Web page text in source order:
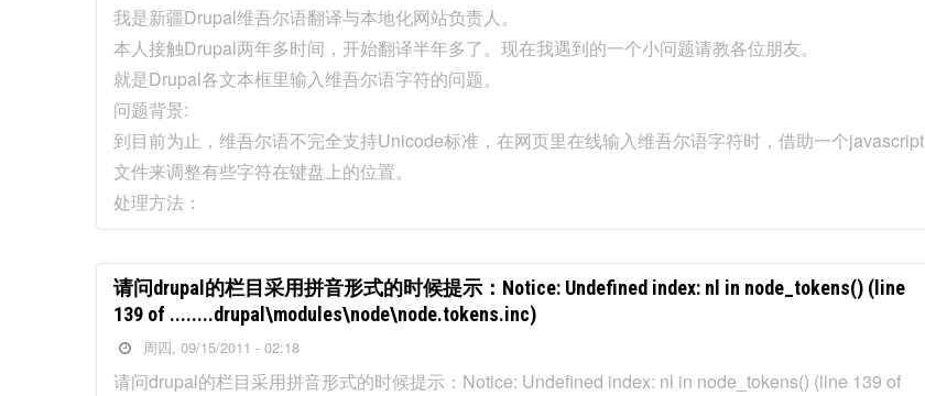
我是新疆Drupal维吾尔语翻译与本地化网站负责人。
本人接触Drupal两年多时间，开始翻译半年多了。现在我遇到的一个小问题请教各位朋友。
就是Drupal各文本框里输入维吾尔语字符的问题。
问题背景:
到目前为止，维吾尔语不完全支持Unicode标准，在网页里在线输入维吾尔语字符时，借助一个javascript
文件来调整有些字符在键盘上的位置。
处理方法：
请问drupal的栏目采用拼音形式的时候提示：Notice: Undefined index: nl in node_tokens() (line
139 of ........drupal\modules\node\node.tokens.inc)
周四, 09/15/2011 - 02:18
请问drupal的栏目采用拼音形式的时候提示：Notice: Undefined index: nl in node_tokens() (line 139 of